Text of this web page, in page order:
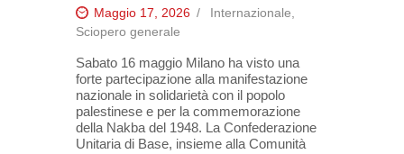
Maggio 17, 2026 Internazionale
Sciopero generale
Sabato 16 maggio Milano ha visto una
forte partecipazione alla manifestazione
nazionale in solidarietà con il popolo
palestinese e per la commemorazione
della Nakba del 1948. La Confederazione
Unitaria di Base, insieme alla Comunità